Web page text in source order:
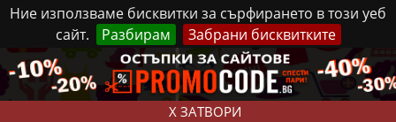
Ние използваме бисквитки за сърфирането в този уеб
сайт.
Разбирам Забрани бисквитките
X ЗАТВОРИ
Събота, 8 Август, 2026 Реклама Контакти